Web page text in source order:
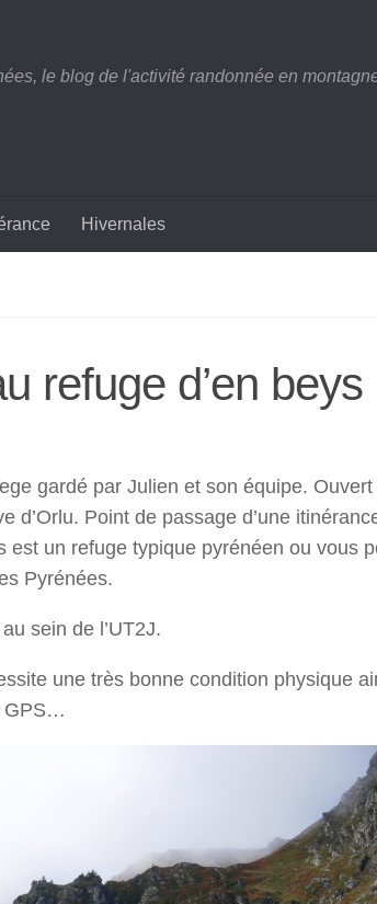
le blog de l'activité randonnée en
Hivernales
refuge d’en beys
gardé par Julien et son équipe.
Point de passage d’une
est un refuge typique pyrénéen ou vous
Pyrénées.
sein de l’UT2J.
une très bonne condition physique
GPS…